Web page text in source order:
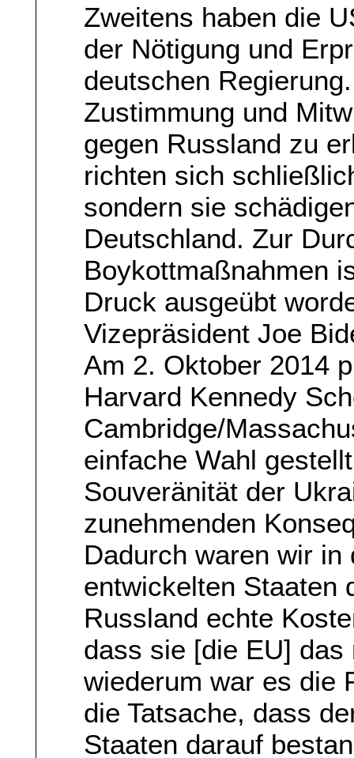
Zweitens haben die
der Nötigung und
deutschen
Zustimmung und
gegen Russland zu
richten sich
sondern sie
Deutschland. Zur
Boykottmaßnahmen
Druck ausgeübt
Vizepräsident Joe
Am 2. Oktober 2014
Harvard Kennedy
Cambridge/
einfache Wahl
Souveränität der
zunehmenden
Dadurch waren wir
entwickelten Staaten
Russland echte
dass sie [die EU]
wiederum war es die
die Tatsache, dass
Staaten darauf